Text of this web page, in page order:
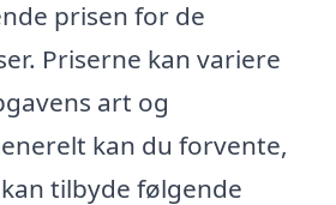
prisen for de
Priserne kan variere
art og
kan du forvente,
tilbyde følgende